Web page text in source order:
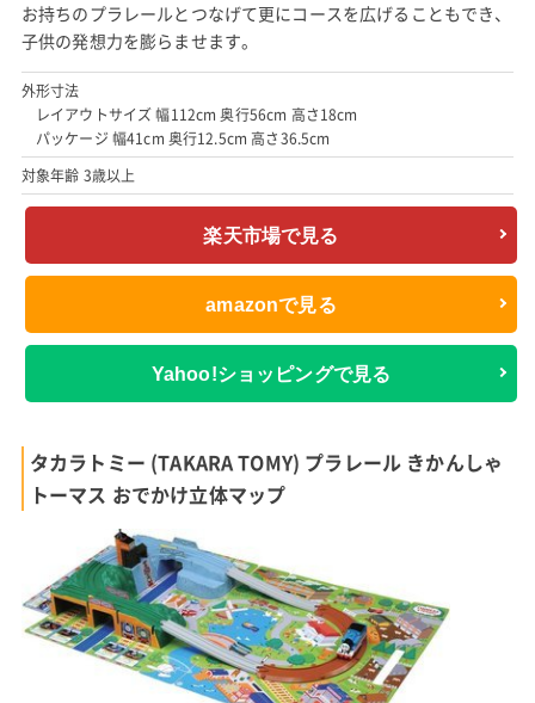
お持ちのプラレールとつなげて更にコースを広げることもでき、
子供の発想力を膨らませます。
外形寸法
レイアウトサイズ 幅112cm 奥行56cm 高さ18cm
パッケージ 幅41cm 奥行12.5cm 高さ36.5cm
対象年齢 3歳以上
楽天市場で見る
amazonで見る
Yahoo!ショッピングで見る
タカラトミー (TAKARA TOMY) プラレール きかんしゃ
トーマス おでかけ立体マップ